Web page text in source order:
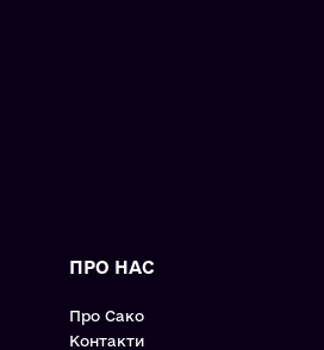
ПРО НАС
Про Сако
Контакти